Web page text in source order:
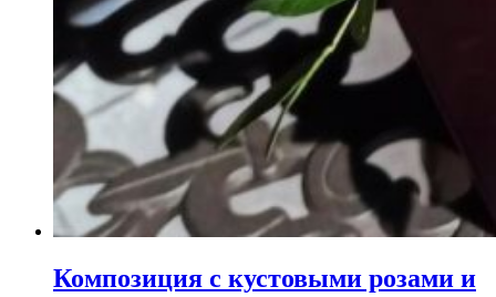
Композиция с кустовыми розами и